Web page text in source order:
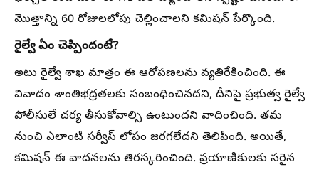
మొత్తాన్ని 60 రోజులలోపు చెల్లించాలని కమిషన్ పేర్కొంది.
రైల్వే ఏం చెప్పిందంటే?
అటు రైల్వే శాఖ మాత్రం ఈ ఆరోపణలను వ్యతిరేకించింది. ఈ
వివాదం శాంతిభద్రతలకు సంబంధించినదని, దీనిపై ప్రభుత్వ రైల్వే
పోలీసులే చర్య తీసుకోవాల్సి ఉంటుందని వాదించింది. తమ
నుంచి ఎలాంటి సర్వీస్ లోపం జరగలేదని తెలిపింది. అయితే,
కమిషన్ ఈ వాదనలను తిరస్కరించింది. ప్రయాణికులకు సరైన